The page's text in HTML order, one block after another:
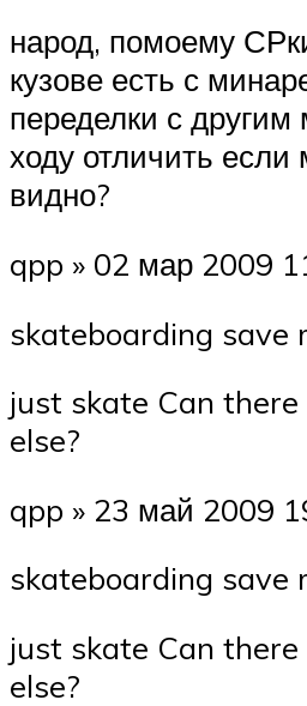
народ, помоему
кузове есть с
переделки с другим
ходу отличить если
видно?
qpp » 02 мар 2009
skateboarding save
just skate Can
else?
qpp » 23 май 2009
skateboarding save
just skate Can
else?